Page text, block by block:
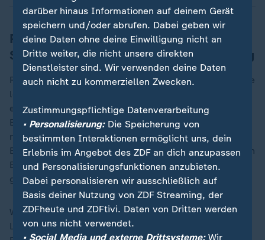
Personalmangel in vielen
Schwimmbädern macht KI-Einsatz nötig
Rund 140.000 Euro hat die Installation gekostet. "Eine
lohnende Investition, wenn Bademeister fehlen",
erklärt Matthias Gierke, der für die technische
Einrichtung zuständig ist. Schätzungen zufolge fehlen
rund 3.000 Fachangestellte für Bäderbetriebe. Auch
Bademeister Roman Zuther bestätigt den Nutzen: Einen
Ernstfall habe es im Freibad bei Lüneburg bereits
gegeben, bei dem die Technik zuverlässig half.
Weltweit ist das System der israelischen Firma
Lynxight in mehr als 1.000 Schwimmbecken im
darüber hinaus Informationen auf deinem Gerät
speichern und/oder abrufen. Dabei geben wir
deine Daten ohne deine Einwilligung nicht an
Dritte weiter, die nicht unsere direkten
Dienstleister sind. Wir verwenden deine Daten
auch nicht zu kommerziellen Zwecken.
Zustimmungspflichtige Datenverarbeitung
• Personalisierung:Die Speicherung von
bestimmten Interaktionen ermöglicht uns, dein
Erlebnis im Angebot des ZDF an dich anzupassen
und Personalisierungsfunktionen anzubieten.
Dabei personalisieren wir ausschließlich auf
Basis deiner Nutzung von ZDF Streaming, der
ZDFheute und ZDFtivi. Daten von Dritten werden
von uns nicht verwendet.
• Social Media und externe Drittsysteme:Wir